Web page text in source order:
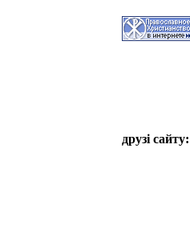
друзі сайту: